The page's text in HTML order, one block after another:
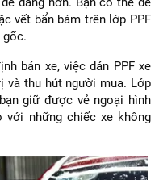
vết bẩn bám trên lớp PPF
gốc.
bán xe, việc dán PPF xe
và thu hút người mua. Lớp
giữ được vẻ ngoại hình
những chiếc xe không